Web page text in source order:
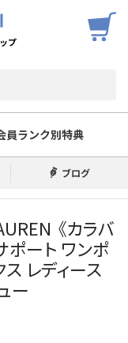
プ
員ランク別特典
ブログ
《カラバ
ポート ワンポ
レディース
ー